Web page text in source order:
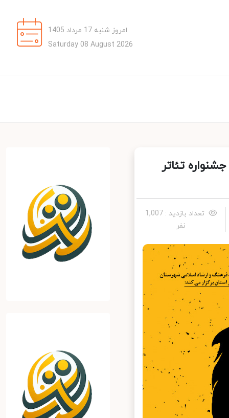
امروز شنبه 17 مرداد 1405
Saturday 08 August 2026
تئاتر
تعداد بازدید : 1,007
نفر